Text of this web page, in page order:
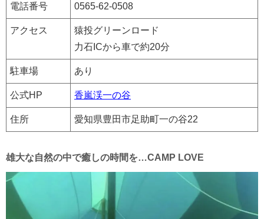
電話番号 0565-62-0508
アクセス
猿投グリーンロード
力石ICから車で約20分
駐車場 あり
公式HP 香嵐渓一の谷
住所 愛知県豊田市足助町一の谷22
雄大な自然の中で癒しの時間を…CAMP LOVE